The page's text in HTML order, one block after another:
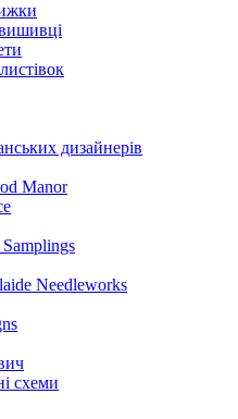
дизайнерів
Manor
Needleworks
схеми